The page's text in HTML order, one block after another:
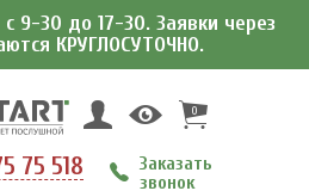
9-30 до 17-30. Заявки через
КРУГЛОСУТОЧНО.
0
75 518
Заказать
звонок